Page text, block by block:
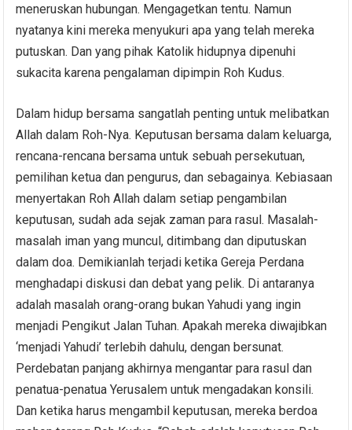
meneruskan hubungan. Mengagetkan tentu. Namun
nyatanya kini mereka menyukuri apa yang telah mereka
putuskan. Dan yang pihak Katolik hidupnya dipenuhi
sukacita karena pengalaman dipimpin Roh Kudus.
Dalam hidup bersama sangatlah penting untuk melibatkan
Allah dalam Roh-Nya. Keputusan bersama dalam keluarga,
rencana-rencana bersama untuk sebuah persekutuan,
pemilihan ketua dan pengurus, dan sebagainya. Kebiasaan
menyertakan Roh Allah dalam setiap pengambilan
keputusan, sudah ada sejak zaman para rasul. Masalah-
masalah iman yang muncul, ditimbang dan diputuskan
dalam doa. Demikianlah terjadi ketika Gereja Perdana
menghadapi diskusi dan debat yang pelik. Di antaranya
adalah masalah orang-orang bukan Yahudi yang ingin
menjadi Pengikut Jalan Tuhan. Apakah mereka diwajibkan
‘menjadi Yahudi’ terlebih dahulu, dengan bersunat.
Perdebatan panjang akhirnya mengantar para rasul dan
penatua-penatua Yerusalem untuk mengadakan konsili.
Dan ketika harus mengambil keputusan, mereka berdoa